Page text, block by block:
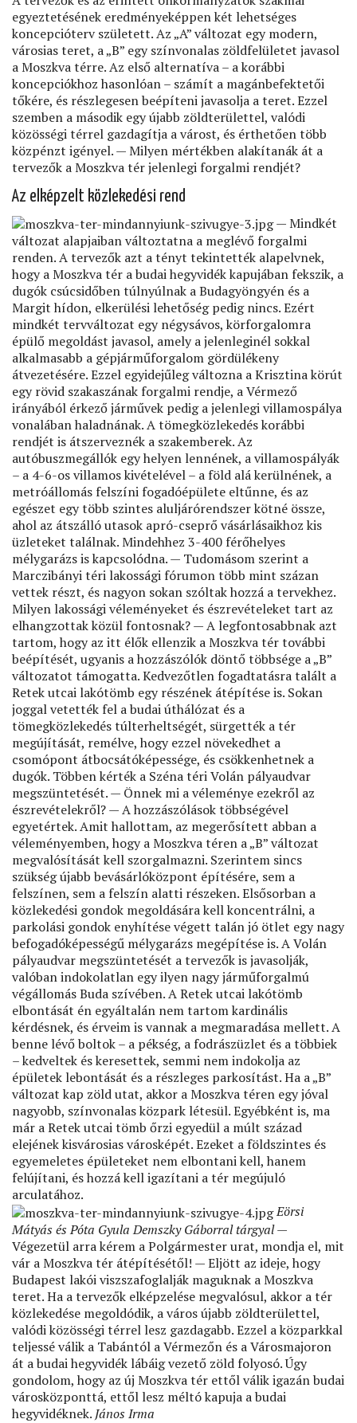
egyeztetésének eredményeképpen két lehetséges
koncepcióterv született. Az „A” változat egy modern,
városias teret, a „B” egy színvonalas zöldfelületet javasol
a Moszkva térre. Az első alternatíva – a korábbi
koncepciókhoz hasonlóan – számít a magánbefektetői
tőkére, és részlegesen beépíteni javasolja a teret. Ezzel
szemben a második egy újabb zöldterülettel, valódi
közösségi térrel gazdagítja a várost, és érthetően több
közpénzt igényel. — Milyen mértékben alakítanák át a
tervezők a Moszkva tér jelenlegi forgalmi rendjét?
Az elképzelt közlekedési rend
— Mindkét
változat alapjaiban változtatna a meglévő forgalmi
renden. A tervezők azt a tényt tekintették alapelvnek,
hogy a Moszkva tér a budai hegyvidék kapujában fekszik, a
dugók csúcsidőben túlnyúlnak a Budagyöngyén és a
Margit hídon, elkerülési lehetőség pedig nincs. Ezért
mindkét tervváltozat egy négysávos, körforgalomra
épülő megoldást javasol, amely a jelenleginél sokkal
alkalmasabb a gépjárműforgalom gördülékeny
átvezetésére. Ezzel egyidejűleg változna a Krisztina körút
egy rövid szakaszának forgalmi rendje, a Vérmező
irányából érkező járművek pedig a jelenlegi villamospálya
vonalában haladnának. A tömegközlekedés korábbi
rendjét is átszerveznék a szakemberek. Az
autóbuszmegállók egy helyen lennének, a villamospályák
– a 4-6-os villamos kivételével – a föld alá kerülnének, a
metróállomás felszíni fogadóépülete eltűnne, és az
egészet egy több szintes aluljárórendszer kötné össze,
ahol az átszálló utasok apró-cseprő vásárlásaikhoz kis
üzleteket találnak. Mindehhez 3-400 férőhelyes
mélygarázs is kapcsolódna. — Tudomásom szerint a
Marczibányi téri lakossági fórumon több mint százan
vettek részt, és nagyon sokan szóltak hozzá a tervekhez.
Milyen lakossági véleményeket és észrevételeket tart az
elhangzottak közül fontosnak? — A legfontosabbnak azt
tartom, hogy az itt élők ellenzik a Moszkva tér további
beépítését, ugyanis a hozzászólók döntő többsége a „B”
változatot támogatta. Kedvezőtlen fogadtatásra talált a
Retek utcai lakótömb egy részének átépítése is. Sokan
joggal vetették fel a budai úthálózat és a
tömegközlekedés túlterheltségét, sürgették a tér
megújítását, remélve, hogy ezzel növekedhet a
csomópont átbocsátóképessége, és csökkenhetnek a
dugók. Többen kérték a Széna téri Volán pályaudvar
megszüntetését. — Önnek mi a véleménye ezekről az
észrevételekről? — A hozzászólások többségével
egyetértek. Amit hallottam, az megerősített abban a
véleményemben, hogy a Moszkva téren a „B” változat
megvalósítását kell szorgalmazni. Szerintem sincs
szükség újabb bevásárlóközpont építésére, sem a
felszínen, sem a felszín alatti részeken. Elsősorban a
közlekedési gondok megoldására kell koncentrálni, a
parkolási gondok enyhítése végett talán jó ötlet egy nagy
befogadóképességű mélygarázs megépítése is. A Volán
pályaudvar megszüntetését a tervezők is javasolják,
valóban indokolatlan egy ilyen nagy járműforgalmú
végállomás Buda szívében. A Retek utcai lakótömb
elbontását én egyáltalán nem tartom kardinális
kérdésnek, és érveim is vannak a megmaradása mellett. A
benne lévő boltok – a pékség, a fodrászüzlet és a többiek
– kedveltek és keresettek, semmi nem indokolja az
épületek lebontását és a részleges parkosítást. Ha a „B”
változat kap zöld utat, akkor a Moszkva téren egy jóval
nagyobb, színvonalas közpark létesül. Egyébként is, ma
már a Retek utcai tömb őrzi egyedül a múlt század
elejének kisvárosias városképét. Ezeket a földszintes és
egyemeletes épületeket nem elbontani kell, hanem
felújítani, és hozzá kell igazítani a tér megújuló
arculatához.
Eörsi
Mátyás és Póta Gyula Demszky Gáborral tárgyal—
Végezetül arra kérem a Polgármester urat, mondja el, mit
vár a Moszkva tér átépítésétől! — Eljött az ideje, hogy
Budapest lakói viszszafoglalják maguknak a Moszkva
teret. Ha a tervezők elképzelése megvalósul, akkor a tér
közlekedése megoldódik, a város újabb zöldterülettel,
valódi közösségi térrel lesz gazdagabb. Ezzel a közparkkal
teljessé válik a Tabántól a Vérmezőn és a Városmajoron
át a budai hegyvidék lábáig vezető zöld folyosó. Úgy
gondolom, hogy az új Moszkva tér ettől válik igazán budai
városközponttá, ettől lesz méltó kapuja a budai
hegyvidéknek. János Irma